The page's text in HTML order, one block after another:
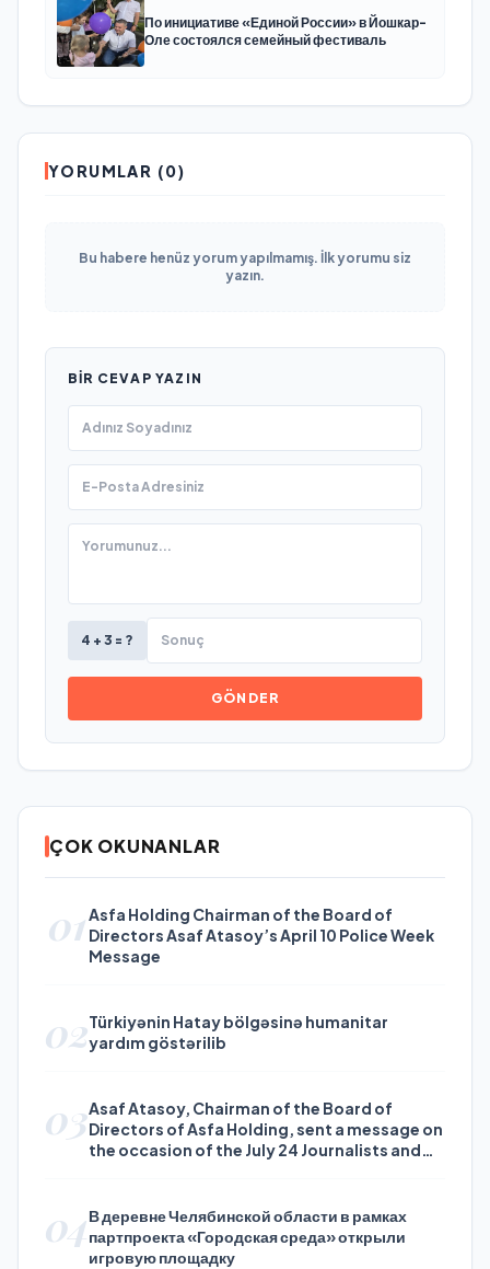
По инициативе «Единой России» в Йошкар-
Оле состоялся семейный фестиваль
YORUMLAR (0)
Bu habere henüz yorum yapılmamış. İlk yorumu siz
yazın.
BIR CEVAP YAZIN
4 + 3 = ?
GÖNDER
ÇOK OKUNANLAR
01Asfa Holding Chairman of the Board of
Directors Asaf Atasoy’s April 10 Police Week
Message
02Türkiyənin Hatay bölgəsinə humanitar
yardım göstərilib
03Asaf Atasoy, Chairman of the Board of
Directors of Asfa Holding, sent a message on
the occasion of the July 24 Journalists and
04В деревне Челябинской области в рамках
партпроекта «Городская среда» открыли
игровую площадку